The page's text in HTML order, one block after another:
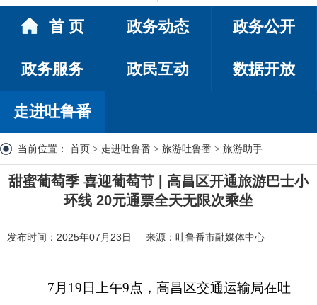
首 页 政务动态 政务公开
政务服务 政民互动 数据开放
走进吐鲁番
当前位置： 首页 > 走进吐鲁番 > 旅游吐鲁番 > 旅游助手
甜蜜葡萄季 喜迎葡萄节 | 高昌区开通旅游巴士小
环线 20元通票全天无限次乘坐
发布时间：2025年07月23日 来源：吐鲁番市融媒体中心
7月19日上午9点，高昌区交通运输局在吐